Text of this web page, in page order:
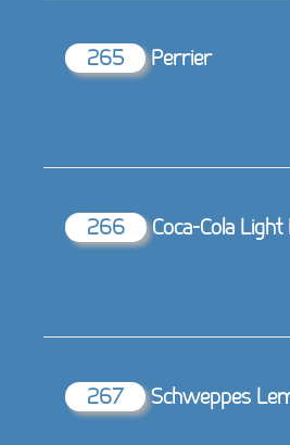
265
Perrier
266
Coca-Cola
267
Schweppes